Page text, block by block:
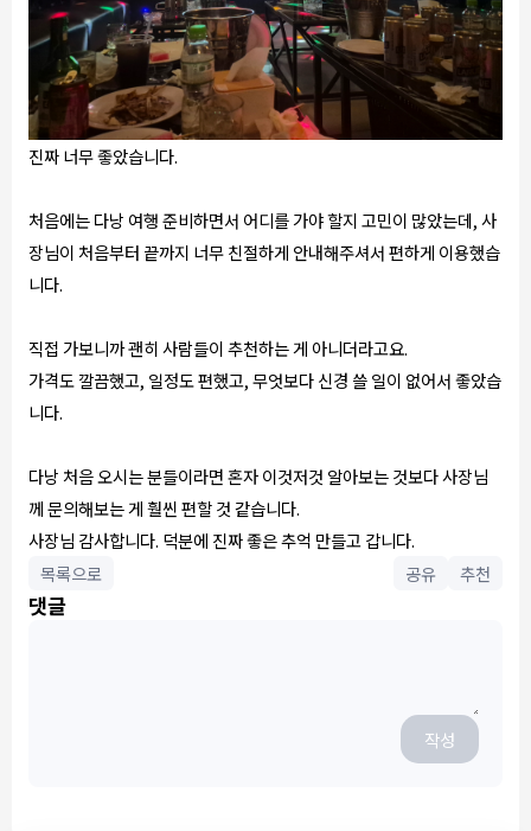
진짜 너무 좋았습니다.
처음에는 다낭 여행 준비하면서 어디를 가야 할지 고민이 많았는데, 사
장님이 처음부터 끝까지 너무 친절하게 안내해주셔서 편하게 이용했습
니다.
직접 가보니까 괜히 사람들이 추천하는 게 아니더라고요.
가격도 깔끔했고, 일정도 편했고, 무엇보다 신경 쓸 일이 없어서 좋았습
니다.
다낭 처음 오시는 분들이라면 혼자 이것저것 알아보는 것보다 사장님
께 문의해보는 게 훨씬 편할 것 같습니다.
사장님 감사합니다. 덕분에 진짜 좋은 추억 만들고 갑니다.
목록으로
공유 추천
댓글
작성